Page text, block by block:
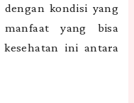
kondisi yang
yang bisa
ini antara